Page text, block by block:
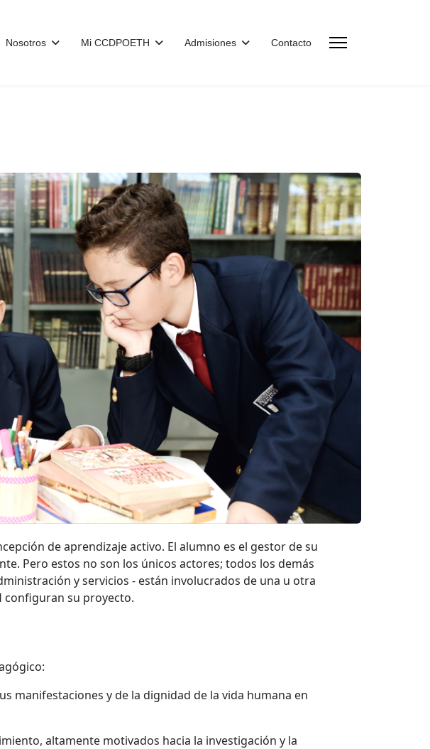
Nosotros Mi CCDPOETH Admisiones Contacto
de aprendizaje activo. El alumno es el gestor de su
Pero estos no son los únicos actores; todos los demás
y servicios - están involucrados de una u otra
configuran su proyecto.
manifestaciones y de la dignidad de la vida humana en
altamente motivados hacia la investigación y la